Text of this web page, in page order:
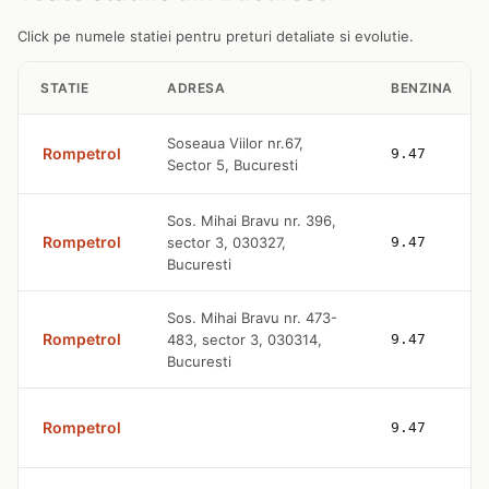
Click pe numele statiei pentru preturi detaliate si evolutie.
STATIE ADRESA BENZINA
Rompetrol
Soseaua Viilor nr.67,
Sector 5, Bucuresti
9.47
Rompetrol
Sos. Mihai Bravu nr. 396,
sector 3, 030327,
Bucuresti
9.47
Rompetrol
Sos. Mihai Bravu nr. 473-
483, sector 3, 030314,
Bucuresti
9.47
Rompetrol 9.47